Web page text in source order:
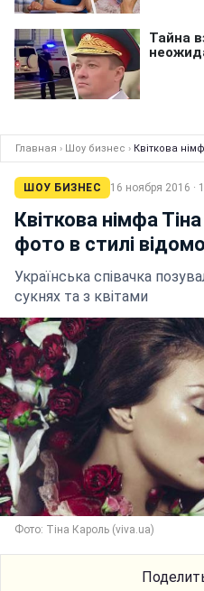
Главная › Шоу бизнес › Квіткова
ШОУ БИЗНЕС 16 ноября 2016 ·
Квіткова німфа
фото в стилі
Українська співачка
сукнях та з квітами
Фото: Тіна Кароль (viva.ua)